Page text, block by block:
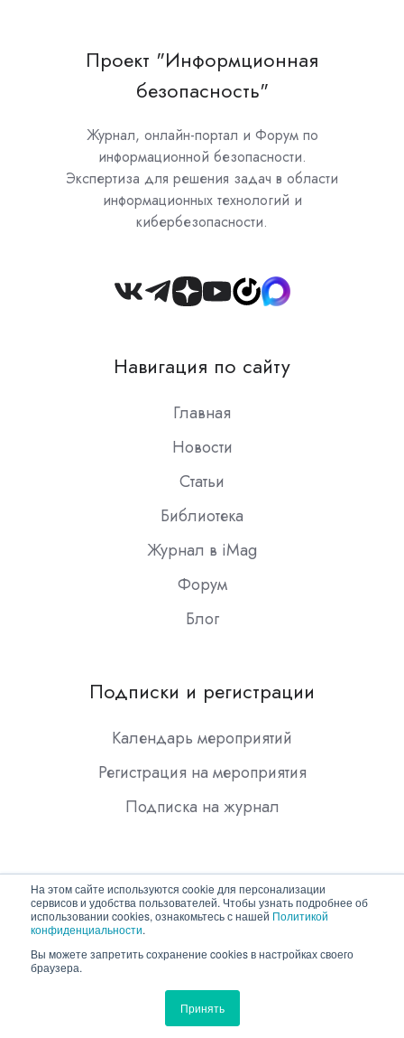
На этом сайте используются cookie для персонализации
сервисов и удобства пользователей. Чтобы узнать подробнее об
использовании cookies, ознакомьтесь с нашей Политикой
конфиденциальности.
Вы можете запретить сохранение cookies в настройках своего
браузера.
Принять
Проект "Информционная
безопасность"
Журнал, онлайн-портал и Форум по
информационной безопасности.
Экспертиза для решения задач в области
информационных технологий и
кибербезопасности.
Join
Slack
Навигация по сайту
Главная
Новости
Статьи
Библиотека
Журнал в iMag
Форум
Блог
Подписки и регистрации
Календарь мероприятий
Регистрация на мероприятия
Подписка на журнал
Copyright © 2026 ООО "Гротек"
Политика конфиденциальности